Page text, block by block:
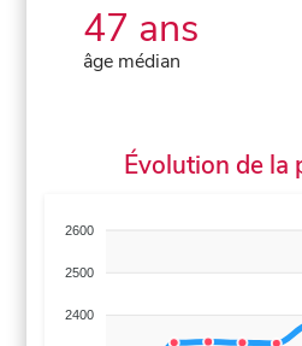
47 ans
âge médian
Évolution de la
2600
2500
2400